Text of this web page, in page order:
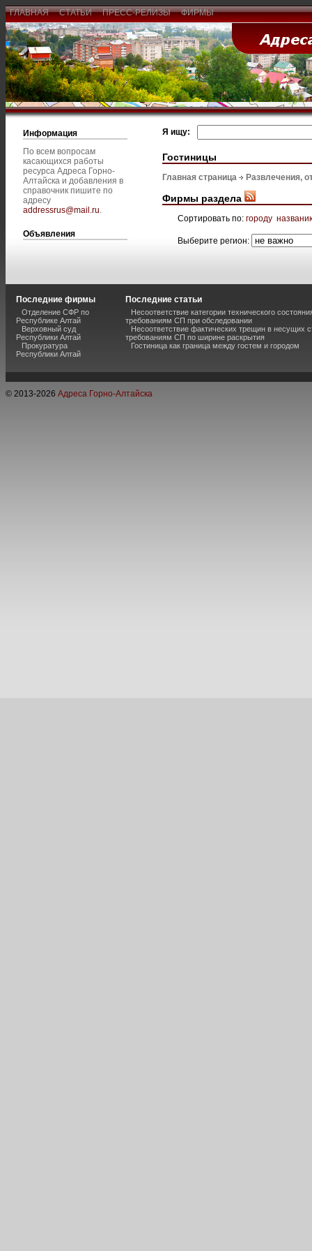
ГЛАВНАЯ СТАТЬИ ПРЕСС-РЕЛИЗЫ ФИРМЫ
Информация
По всем вопросам
касающихся работы
ресурса Адреса Горно-
Алтайска и добавления в
справочник пишите по
адресу
addressrus@mail.ru.
Объявления
Я ищу:
Гостиницы
Главная страница Развлечения,
Фирмы раздела
Сортировать по: городу
Выберите регион:
Последние фирмы
Отделение СФР по
Республике Алтай
Верховный суд
Республики Алтай
Прокуратура
Республики Алтай
Последние статьи
Несоответствие категории технического
требованиям СП при обследовании
Несоответствие фактических трещин в несущих
требованиям СП по ширине раскрытия
Гостиница как граница между гостем и городом
© 2013-2026 Адреса Горно-Алтайска